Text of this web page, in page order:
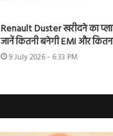
Renault Duster खरीदने का
जानें कितनी बनेगी EMI और
9 July 2026 - 6:33 PM